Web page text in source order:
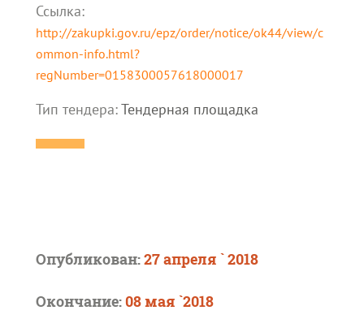
Ссылка:
http://zakupki.gov.ru/epz/order/notice/ok44/view/c
ommon-info.html?
regNumber=0158300057618000017
Тип тендера:Тендерная площадка
Опубликован:27 апреля ` 2018
Окончание:08 мая `2018